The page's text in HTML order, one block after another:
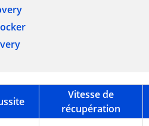
Vitesse de
récupération